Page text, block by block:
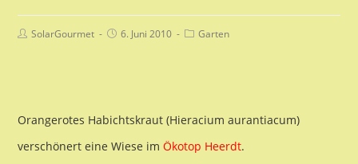
Beitrags-
SolarGourmet
Beitrag
6. Juni 2010
Beitrags-
Garten
Orangerotes Habichtskraut (Hieracium aurantiacum)
verschönert eine Wiese imÖkotop Heerdt.